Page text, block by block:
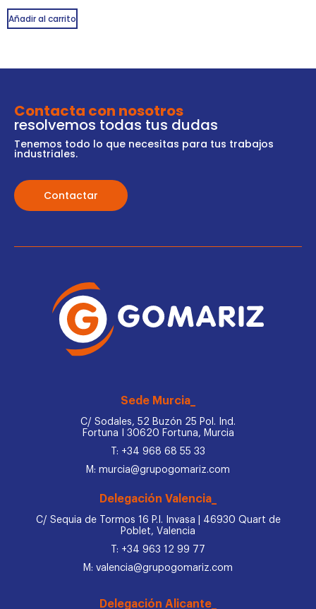
Añadir al carrito
Contacta con nosotros
resolvemos todas tus dudas
Tenemos todo lo que necesitas para tus trabajos
industriales.
Contactar
Sede Murcia_
C/ Sodales, 52 Buzón 25 Pol. Ind.
Fortuna I 30620 Fortuna, Murcia
T: +34 968 68 55 33
M: murcia@grupogomariz.com
Delegación Valencia_
C/ Sequia de Tormos 16 P.I. Invasa | 46930 Quart de
Poblet, Valencia
T: +34 963 12 99 77
M: valencia@grupogomariz.com
Delegación Alicante_